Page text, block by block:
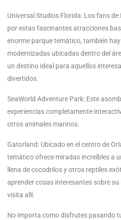
Universal Studios Florida: Los fans
por estas fascinantes atracciones
enorme parque temático, también
modernizadas ubicadas dentro del
un destino ideal para aquellos
divertidos.
SeaWorld Adventure Park: Este
experiencias completamente
otros animales marinos.
Gatorland: Ubicado en el centro de
temático ofrece miradas increíbles a
llena de cocodrilos y otros reptiles
aprender cosas interesantes sobre
visita allí.
No importa como disfrutes pasando